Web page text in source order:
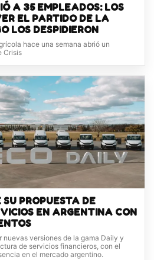
A 35 EMPLEADOS: LOS
EL PARTIDO DE LA
LOS DESPIDIERON
hace una semana abrió un
Crisis
PROPUESTA DE
EN ARGENTINA CON
nuevas versiones de la gama Daily y
de servicios financieros, con el
en el mercado argentino.